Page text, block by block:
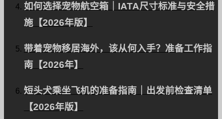
如何选择宠物航空箱｜IATA尺寸标准与安全措
施【2026年版】
带着宠物移居海外，该从何入手？准备工作指
南【2026年】
短头犬乘坐飞机的准备指南｜出发前检查清单
【2026年版】
博客